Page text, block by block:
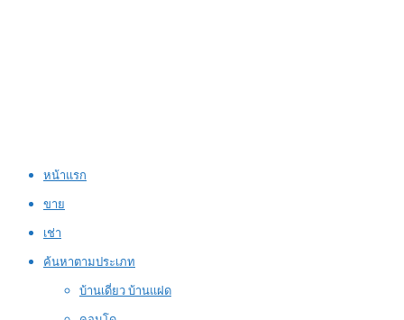
หน้าแรก
ขาย
เช่า
ค้นหาตามประเภท
บ้านเดี่ยว บ้านแฝด